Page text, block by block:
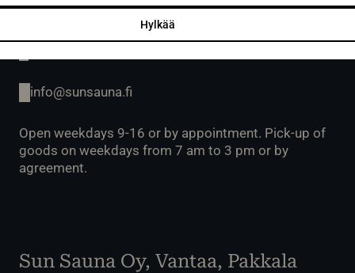
Hylkää
Kuormaajantie 40, 40320 Jyväskylä, Finland
info@sunsauna.fi
Open weekdays 9-16 or by appointment. Pick-up of
goods on weekdays from 7 am to 3 pm or by
agreement.
Sun Sauna Oy, Vantaa, Pakkala